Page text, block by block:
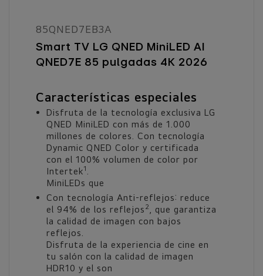
85QNED7EB3A
Smart TV LG QNED MiniLED AI
QNED7E 85 pulgadas 4K 2026
Características especiales
Disfruta de la tecnología exclusiva LG
QNED MiniLED con más de 1.000
millones de colores. Con tecnología
Dynamic QNED Color y certificada
con el 100% volumen de color por
Intertek1
MiniLEDs que
Con tecnología Anti-reflejos: reduce
el 94% de los reflejos 2
, que garantiza
la calidad de imagen con bajos
reflejos.
Disfruta de la experiencia de cine en
tu salón con la calidad de imagen
HDR10 y el son